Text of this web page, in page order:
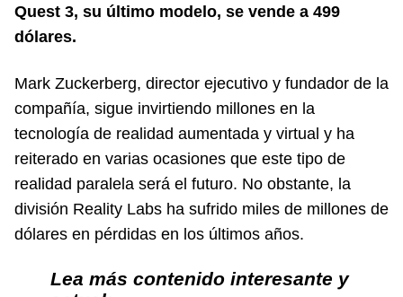
Quest 3, su último modelo, se vende a 499
dólares.
Mark Zuckerberg, director ejecutivo y fundador de la
compañía, sigue invirtiendo millones en la
tecnología de realidad aumentada y virtual y ha
reiterado en varias ocasiones que este tipo de
realidad paralela será el futuro. No obstante, la
división Reality Labs ha sufrido miles de millones de
dólares en pérdidas en los últimos años.
Lea más contenido interesante y